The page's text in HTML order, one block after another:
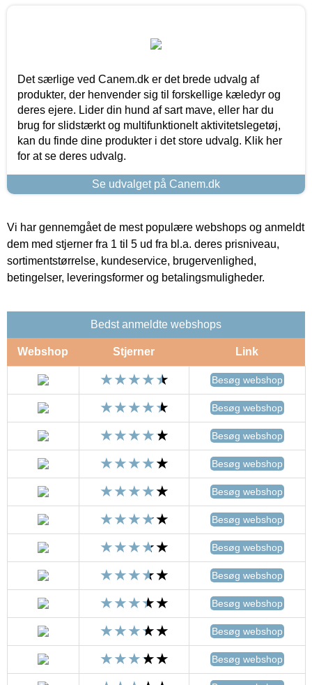
Det særlige ved Canem.dk er det brede udvalg af
produkter, der henvender sig til forskellige kæledyr og
deres ejere. Lider din hund af sart mave, eller har du
brug for slidstærkt og multifunktionelt aktivitetslegetøj,
kan du finde dine produkter i det store udvalg. Klik her
for at se deres udvalg.
Se udvalget på Canem.dk
Vi har gennemgået de mest populære webshops og anmeldt
dem med stjerner fra 1 til 5 ud fra bl.a. deres prisniveau,
sortimentstørrelse, kundeservice, brugervenlighed,
betingelser, leveringsformer og betalingsmuligheder.
Bedst anmeldte webshops
Webshop Stjerner Link
Besøg webshop
Besøg webshop
Besøg webshop
Besøg webshop
Besøg webshop
Besøg webshop
Besøg webshop
Besøg webshop
Besøg webshop
Besøg webshop
Besøg webshop